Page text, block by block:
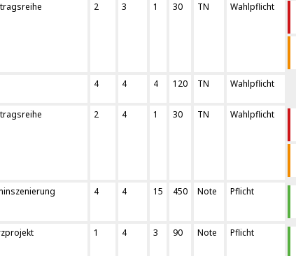
2 3 1 30 TN Wahlpflicht
4 4 4 120 TN Wahlpflicht
2 4 1 30 TN Wahlpflicht
4 4 15 450 Note Pflicht
1 4 3 90 Note Pflicht